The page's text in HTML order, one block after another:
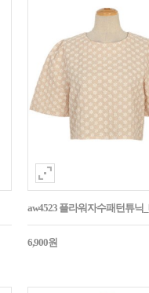
aw4523 플라워자수패턴튜닉
6,900원